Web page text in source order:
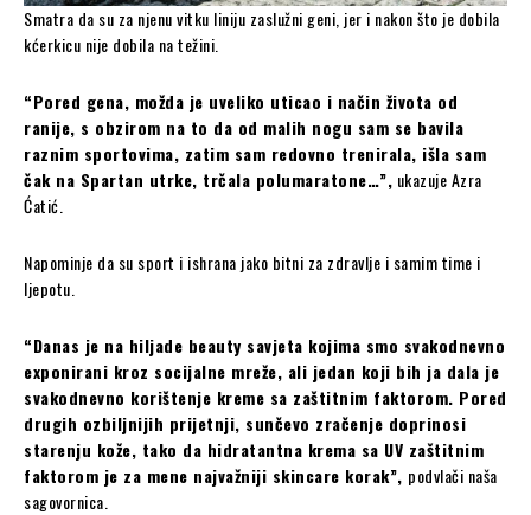
Smatra da su za njenu vitku liniju zaslužni geni, jer i nakon što je dobila
kćerkicu nije dobila na težini.
“Pored gena, možda je uveliko uticao i način života od
ranije, s obzirom na to da od malih nogu sam se bavila
raznim sportovima, zatim sam redovno trenirala, išla sam
čak na Spartan utrke, trčala polumaratone…”, ukazuje Azra
Ćatić.
Napominje da su sport i ishrana jako bitni za zdravlje i samim time i
ljepotu.
“Danas je na hiljade beauty savjeta kojima smo svakodnevno
exponirani kroz socijalne mreže, ali jedan koji bih ja dala je
svakodnevno korištenje kreme sa zaštitnim faktorom. Pored
drugih ozbiljnijih prijetnji, sunčevo zračenje doprinosi
starenju kože, tako da hidratantna krema sa UV zaštitnim
faktorom je za mene najvažniji skincare korak”, podvlači naša
sagovornica.